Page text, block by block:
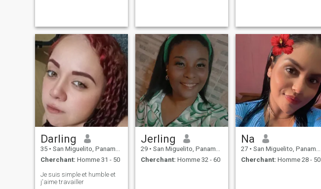
Darling
35 • San Miguelito, Panamá, Paname
Cherchant: Homme 31 - 50
Je suis simple et humble et
j'aime travailler
Jerling
29 • San Miguelito, Panamá, Paname
Cherchant: Homme 32 - 60
Na
27 • San Miguelito, Panamá, Paname
Cherchant: Homme 28 - 50